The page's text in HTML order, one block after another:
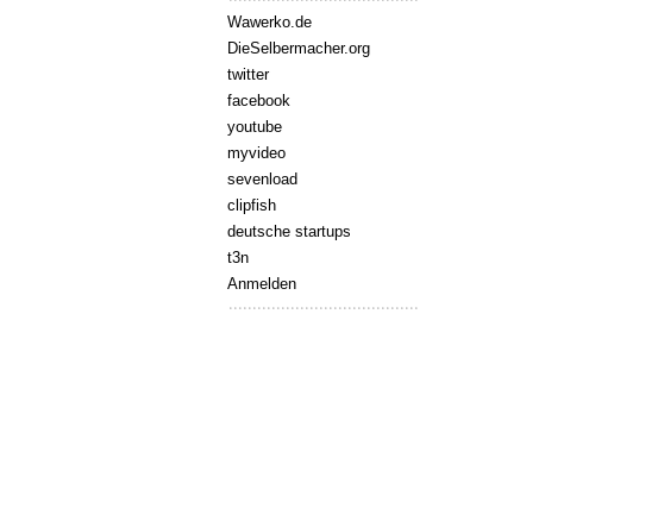
Wawerko.de
DieSelbermacher.org
twitter
facebook
youtube
myvideo
sevenload
clipfish
deutsche startups
t3n
Anmelden